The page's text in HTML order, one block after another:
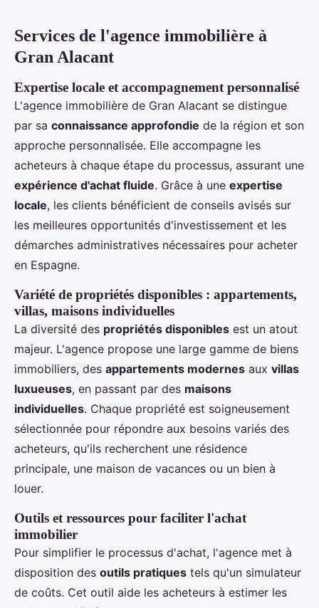
Services de l'agence immobilière à
Gran Alacant
Expertise locale et accompagnement personnalisé
L'agence immobilière de Gran Alacant se distingue
par sa connaissance approfondie de la région et son
approche personnalisée. Elle accompagne les
acheteurs à chaque étape du processus, assurant une
expérience d'achat fluide. Grâce à une expertise
locale, les clients bénéficient de conseils avisés sur
les meilleures opportunités d'investissement et les
démarches administratives nécessaires pour acheter
en Espagne.
Variété de propriétés disponibles : appartements,
villas, maisons individuelles
La diversité des propriétés disponibles est un atout
majeur. L'agence propose une large gamme de biens
immobiliers, des appartements modernes aux villas
luxueuses, en passant par des maisons
individuelles. Chaque propriété est soigneusement
sélectionnée pour répondre aux besoins variés des
acheteurs, qu'ils recherchent une résidence
principale, une maison de vacances ou un bien à
louer.
Outils et ressources pour faciliter l'achat
immobilier
Pour simplifier le processus d'achat, l'agence met à
disposition des outils pratiques tels qu'un simulateur
de coûts. Cet outil aide les acheteurs à estimer les